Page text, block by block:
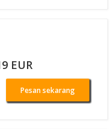
EUR
Pesan sekarang